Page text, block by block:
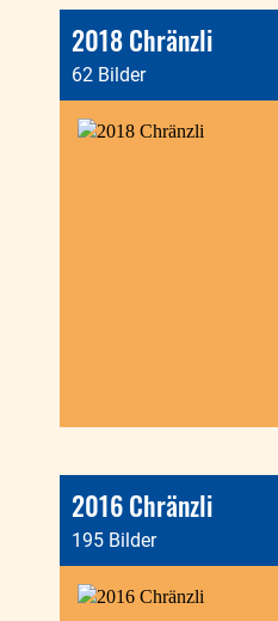
2018 Chränzli
62 Bilder
2016 Chränzli
195 Bilder